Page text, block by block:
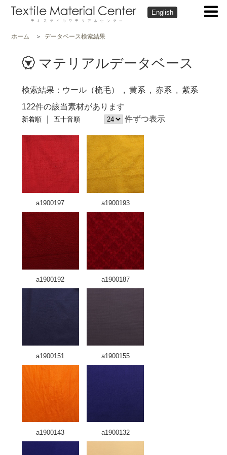
English
ホーム データベース検索結果
マテリアルデータベース
検索結果 ウール（梳毛） 黄系 赤系
紫系
122件の該当素材があります
新着順 五十音順 件ずつ表示
a1900197 a1900193
a1900192 a1900187
a1900151 a1900155
a1900143 a1900132